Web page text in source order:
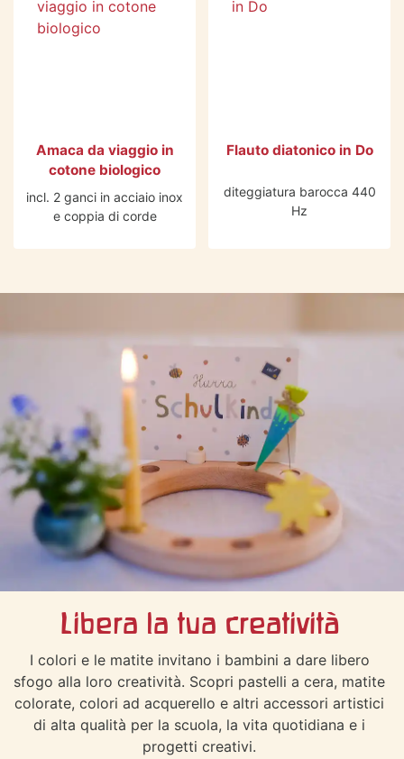
Amaca da viaggio in
cotone biologico
incl. 2 ganci in acciaio inox
e coppia di corde
Flauto diatonico in Do
diteggiatura barocca 440
Hz
Libera la tua creatività
I colori e le matite invitano i bambini a dare libero
sfogo alla loro creatività. Scopri pastelli a cera, matite
colorate, colori ad acquerello e altri accessori artistici
di alta qualità per la scuola, la vita quotidiana e i
progetti creativi.